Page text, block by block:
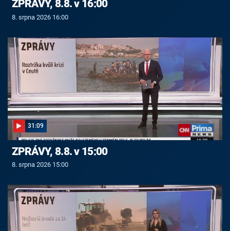
ZPRÁVY, 8.8. v 16:00
8. srpna 2026 16:00
31:09
ZPRÁVY, 8.8. v 15:00
8. srpna 2026 15:00